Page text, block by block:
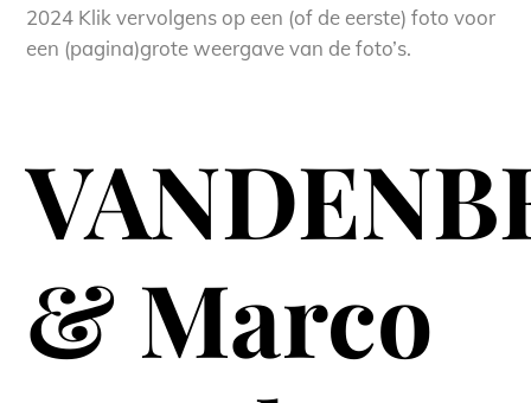
2024 Klik vervolgens op een (of de eerste) foto voor
een (pagina)grote weergave van de foto’s.
& Marco